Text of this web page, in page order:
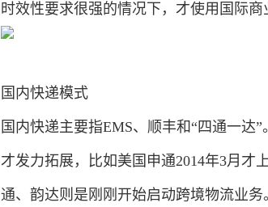
时效性要求很强的情况下，才使用国际
国内快递模式
国内快递主要指EMS、顺丰和“四通一达
才发力拓展，比如美国申通2014年3月才
通、韵达则是刚刚开始启动跨境物流业